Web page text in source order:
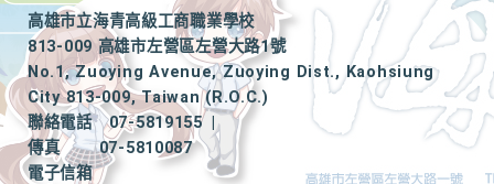
高雄市立海青高級工商職業學校
813-009 高雄市左營區左營大路1號
No.1, Zuoying Avenue, Zuoying Dist., Kaohsiung
City 813-009, Taiwan (R.O.C.)
聯絡電話
07-5819155
|
傳真
07-5810087
電子信箱